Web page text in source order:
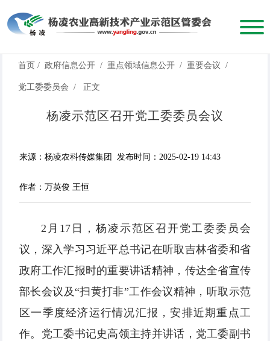
首页 / 政府信息公开 / 重点领域信息公开 / 重要会议 /
党工委委员会 / 正文
杨凌示范区召开党工委委员会议
来源：杨凌农科传媒集团 发布时间：2025-02-19 14:43
作者：万英俊 王恒
2月17日，杨凌示范区召开党工委委员会
议，深入学习习近平总书记在听取吉林省委和省
政府工作汇报时的重要讲话精神，传达全省宣传
部长会议及“扫黄打非”工作会议精神，听取示范
区一季度经济运行情况汇报，安排近期重点工
作。党工委书记史高领主持并讲话，党工委副书